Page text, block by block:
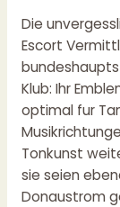
Die
Escort
Klub: Ihr
optimal fur
Tonkunst
sie seien
Donaustrom